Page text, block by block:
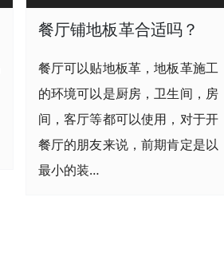
餐厅铺地板革合适吗？
餐厅可以贴地板革，地板革施工
的环境可以是厨房，卫生间，房
间，客厅等都可以使用，对于开
餐厅的朋友来说，前期肯定是以
最小的装…